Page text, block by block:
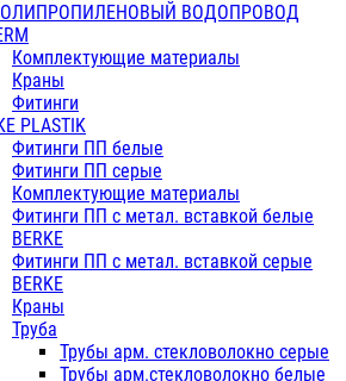
ВОДОПРОВОД
Комплектующие материалы
Краны
Фитинги
PLASTIK
Фитинги ПП белые
Фитинги ПП серые
Комплектующие материалы
Фитинги ПП с метал. вставкой белые
BERKE
Фитинги ПП с метал. вставкой серые
BERKE
Краны
Труба
Трубы арм. стекловолокно серые
Трубы арм.стекловолокно белые